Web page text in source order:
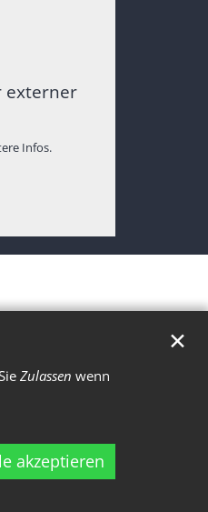
Zulassen wenn
akzeptieren
✕
externer
Infos.